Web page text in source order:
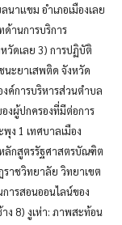
าแขม อำเภอเมืองเลย
านการบริการ
วัดเลย 3) การปฏิบัติ
นะยาเสพติด จังหวัด
งค์การบริหารส่วนตำบล
งผู้ปกครองที่มีต่อการ
ง 1 เทศบาลเมือง
ลักสูตรรัฐศาสตรบัณฑิต
าชวิทยาลัย วิทยาเขต
ารสอนออนไลน์ของ
8) งูเห่า: ภาพสะท้อน